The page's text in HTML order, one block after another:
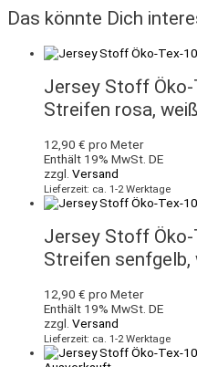
Das könnte Dich
Jersey Stoff
Streifen rosa, weiß
12,90 € pro Meter
Enthält 19% MwSt. DE
zzgl. Versand
Lieferzeit: ca. 1-2 Werktage
Jersey Stoff
Streifen senfgelb,
12,90 € pro Meter
Enthält 19% MwSt. DE
zzgl. Versand
Lieferzeit: ca. 1-2 Werktage